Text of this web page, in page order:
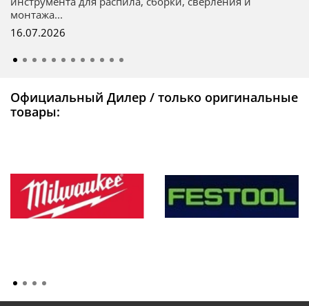
монтажа...
16.07.2026
Официальный Дилер / только оригинальные
товары: